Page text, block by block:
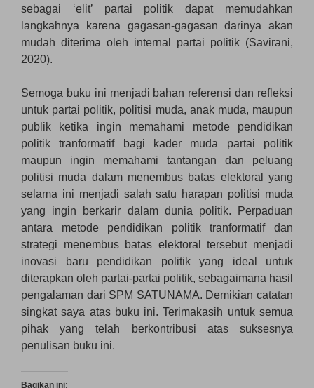
sebagai ‘elit’ partai politik dapat memudahkan
langkahnya karena gagasan-gagasan darinya akan
mudah diterima oleh internal partai politik (Savirani,
2020).
Semoga buku ini menjadi bahan referensi dan refleksi
untuk partai politik, politisi muda, anak muda, maupun
publik ketika ingin memahami metode pendidikan
politik tranformatif bagi kader muda partai politik
maupun ingin memahami tantangan dan peluang
politisi muda dalam menembus batas elektoral yang
selama ini menjadi salah satu harapan politisi muda
yang ingin berkarir dalam dunia politik. Perpaduan
antara metode pendidikan politik tranformatif dan
strategi menembus batas elektoral tersebut menjadi
inovasi baru pendidikan politik yang ideal untuk
diterapkan oleh partai-partai politik, sebagaimana hasil
pengalaman dari SPM SATUNAMA. Demikian catatan
singkat saya atas buku ini. Terimakasih untuk semua
pihak yang telah berkontribusi atas suksesnya
penulisan buku ini.
Bagikan ini: